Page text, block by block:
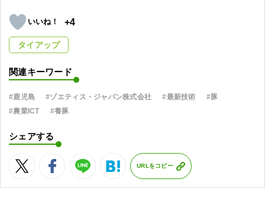
+4
タイアップ
関連キーワード
#鹿児島 #ゾエティス・ジャパン株式会社 #最新技術
#豚
#農業ICT
#養豚
シェアする
URLをコピー